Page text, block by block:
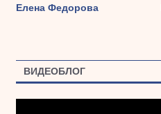
Елена Федорова
ВИДЕОБЛОГ